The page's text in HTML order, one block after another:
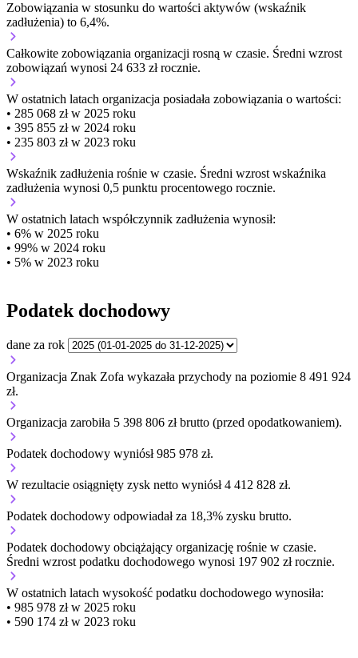
Zobowiązania w stosunku do wartości aktywów (wskaźnik
zadłużenia) to 6,4%.
Całkowite zobowiązania organizacji rosną w czasie. Średni wzrost
zobowiązań wynosi 24 633 zł rocznie.
W ostatnich latach organizacja posiadała zobowiązania o wartości:
• 285 068 zł w 2025 roku
• 395 855 zł w 2024 roku
• 235 803 zł w 2023 roku
Wskaźnik zadłużenia rośnie w czasie. Średni wzrost wskaźnika
zadłużenia wynosi 0,5 punktu procentowego rocznie.
W ostatnich latach współczynnik zadłużenia wynosił:
• 6% w 2025 roku
• 99% w 2024 roku
• 5% w 2023 roku
Podatek dochodowy
dane za rok
Organizacja Znak Zofa wykazała przychody na poziomie 8 491 924
zł.
Organizacja zarobiła 5 398 806 zł brutto (przed opodatkowaniem).
Podatek dochodowy wyniósł 985 978 zł.
W rezultacie osiągnięty zysk netto wyniósł 4 412 828 zł.
Podatek dochodowy odpowiadał za 18,3% zysku brutto.
Podatek dochodowy obciążający organizację rośnie w czasie.
Średni wzrost podatku dochodowego wynosi 197 902 zł rocznie.
W ostatnich latach wysokość podatku dochodowego wynosiła:
• 985 978 zł w 2025 roku
• 590 174 zł w 2023 roku